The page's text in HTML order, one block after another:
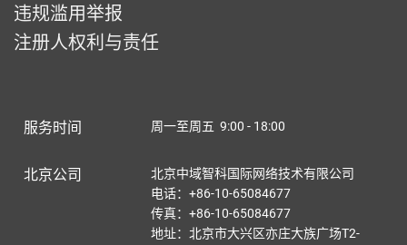
违规滥用举报
注册人权利与责任
服务时间 周一至周五 9:00 - 18:00
北京公司
北京中域智科国际网络技术有限公司
电话：+86-10-65084677
传真：+86-10-65084677
地址：北京市大兴区亦庄大族广场T2-